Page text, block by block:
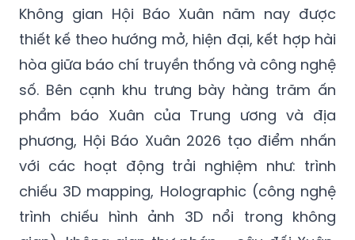
Không gian Hội Báo Xuân năm nay được
thiết kế theo hướng mở, hiện đại, kết hợp hài
hòa giữa báo chí truyền thống và công nghệ
số. Bên cạnh khu trưng bày hàng trăm ấn
phẩm báo Xuân của Trung ương và địa
phương, Hội Báo Xuân 2026 tạo điểm nhấn
với các hoạt động trải nghiệm như: trình
chiếu 3D mapping, Holographic (công nghệ
trình chiếu hình ảnh 3D nổi trong không